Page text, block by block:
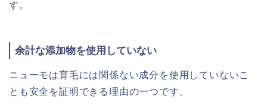
す。
余計な添加物を使用していない
ニューモは育毛には関係ない成分を使用していないこ
とも安全を証明できる理由の一つです。